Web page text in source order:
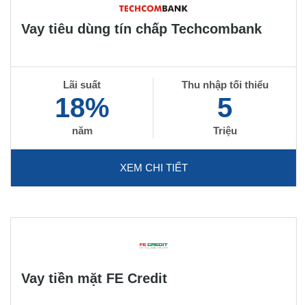
Vay tiêu dùng tín chấp Techcombank
Lãi suất
18%
năm
Thu nhập tối thiểu
5
Triệu
XEM CHI TIẾT
Vay tiền mặt FE Credit